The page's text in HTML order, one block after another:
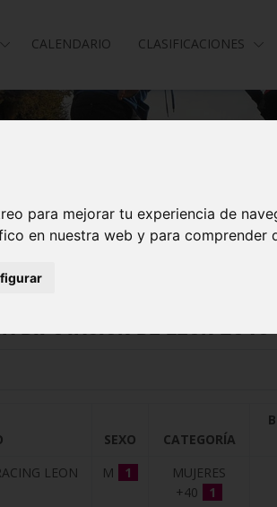
para mejorar tu experiencia de
en nuestra web y para comprender
CALENDARIO CLASIFICACIONES
SEXO CATEGORÍA
LEON M 1
MUJERES
+40
1